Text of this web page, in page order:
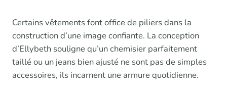
Certains vêtements font office de piliers dans la
construction d’une image confiante. La conception
d’Ellybeth souligne qu’un chemisier parfaitement
taillé ou un jeans bien ajusté ne sont pas de simples
accessoires, ils incarnent une armure quotidienne.